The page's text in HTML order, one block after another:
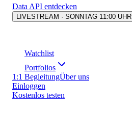
Data API entdecken
LIVESTREAM · SONNTAG 11:00 UHR
Watchlist
Portfolios
1:1 BegleitungÜber uns
Einloggen
Kostenlos testen